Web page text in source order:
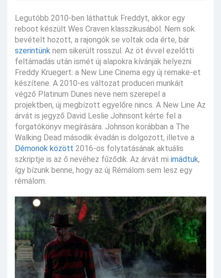
Legutóbb 2010-ben láthattuk Freddyt, akkor egy
reboot készült Wes Craven klasszikusából. Nem sok
bevételt hozott, a rajongók se voltak oda érte, bár
szerintünk nem sikerült rosszul. Az öt évvel ezelőtti
feltámadás után ismét új alapokra kívánják helyezni
Freddy Kruegert: a New Line Cinema egy új remake-et
készítene. A 2010-es változat produceri munkáit
végző Platinum Dunes neve nem szerepel a
projektben, új megbízott egyelőre nincs. A New Line Az
árvát is jegyző David Leslie Johnsont kérte fel a
forgatókönyv megírására. Johnson korábban a The
Walking Dead második évadán is dolgozott, illetve a
Démonok között 2016-os folytatásának aktuális
szkriptje is az ő nevéhez fűződik. Az árvát mi imádtuk,
így bízunk benne, hogy az új Rémálom sem lesz egy
rémálom.